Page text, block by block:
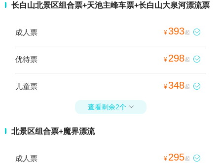
长白山北景区组合票+天池主峰车票+长白山大泉河漂流票
成人票 ¥393起 
优待票 ¥ 298起 
儿童票 ¥348起 
查看剩余2个 
北景区组合票+魔界漂流
成人票 ¥ 295起 